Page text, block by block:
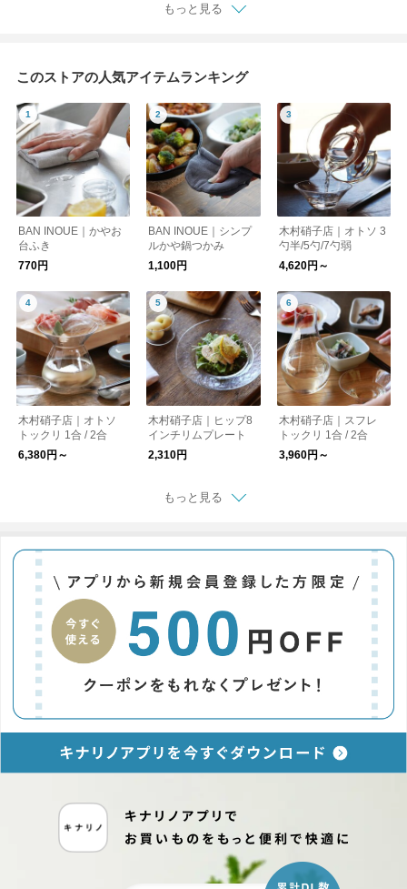
もっと見る
このストアの人気アイテムランキング
BAN INOUE｜かやお
台ふき
770円
BAN INOUE｜シンプ
ルかや鍋つかみ
1,100円
木村硝子店｜オトソ 3
勺半/5勺/7勺弱
4,620円～
木村硝子店｜オトソ
トックリ 1合 / 2合
6,380円～
木村硝子店｜ヒップ8
インチリムプレート
2,310円
木村硝子店｜スフレ
トックリ 1合 / 2合
3,960円～
もっと見る